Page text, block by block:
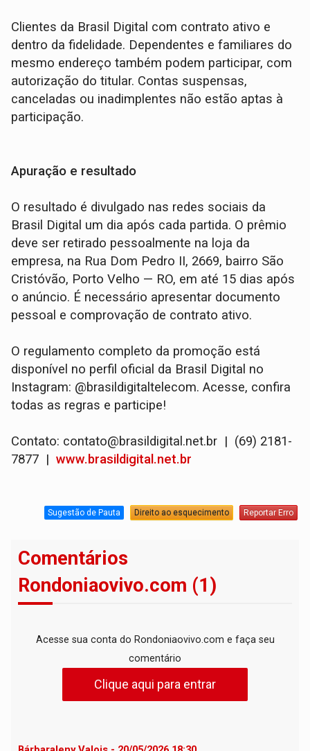
Clientes da Brasil Digital com contrato ativo e
dentro da fidelidade. Dependentes e familiares do
mesmo endereço também podem participar, com
autorização do titular. Contas suspensas,
canceladas ou inadimplentes não estão aptas à
participação.
Apuração e resultado
O resultado é divulgado nas redes sociais da
Brasil Digital um dia após cada partida. O prêmio
deve ser retirado pessoalmente na loja da
empresa, na Rua Dom Pedro II, 2669, bairro São
Cristóvão, Porto Velho — RO, em até 15 dias após
o anúncio. É necessário apresentar documento
pessoal e comprovação de contrato ativo.
O regulamento completo da promoção está
disponível no perfil oficial da Brasil Digital no
Instagram: @brasildigitaltelecom. Acesse, confira
todas as regras e participe!
Contato: contato@brasildigital.net.br | (69) 2181-
7877 |www.brasildigital.net.br
Sugestão de Pauta Direito ao esquecimento Reportar Erro
Comentários
Rondoniaovivo.com (1)
Acesse sua conta do Rondoniaovivo.com e faça seu
comentário
Clique aqui para entrar